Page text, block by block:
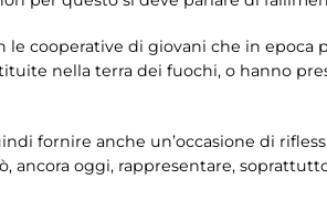
le cooperative di giovani che in
nella terra dei fuochi, o hanno
fornire anche un’occasione di
oggi, rappresentare,